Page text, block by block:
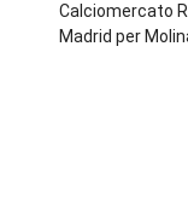
Calciomercato
Madrid per